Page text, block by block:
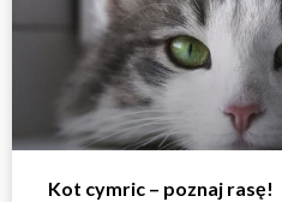
Kot cymric – poznaj rasę!